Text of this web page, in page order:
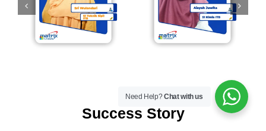
Success Story
Need Help?Chat with us